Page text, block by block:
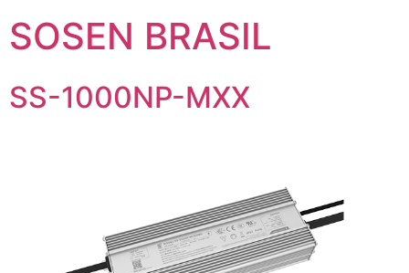
SOSEN BRASIL
SS-1000NP-MXX